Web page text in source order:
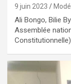
9 juin 2023
Ali Bongo, Bilie
Assemblée